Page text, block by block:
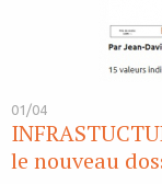
01/04
le nouveau